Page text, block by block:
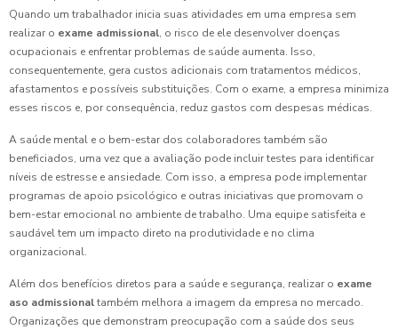
Quando um trabalhador inicia suas atividades em uma empresa sem
realizar o exame admissional, o risco de ele desenvolver doenças
ocupacionais e enfrentar problemas de saúde aumenta. Isso,
consequentemente, gera custos adicionais com tratamentos médicos,
afastamentos e possíveis substituições. Com o exame, a empresa minimiza
esses riscos e, por consequência, reduz gastos com despesas médicas.
A saúde mental e o bem-estar dos colaboradores também são
beneficiados, uma vez que a avaliação pode incluir testes para identificar
níveis de estresse e ansiedade. Com isso, a empresa pode implementar
programas de apoio psicológico e outras iniciativas que promovam o
bem-estar emocional no ambiente de trabalho. Uma equipe satisfeita e
saudável tem um impacto direto na produtividade e no clima
organizacional.
Além dos benefícios diretos para a saúde e segurança, realizar o exame
aso admissionaltambém melhora a imagem da empresa no mercado.
Organizações que demonstram preocupação com a saúde dos seus